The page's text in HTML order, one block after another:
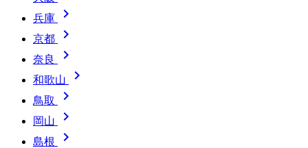
兵庫 
京都 
奈良 
和歌山 
鳥取 
岡山 
島根 